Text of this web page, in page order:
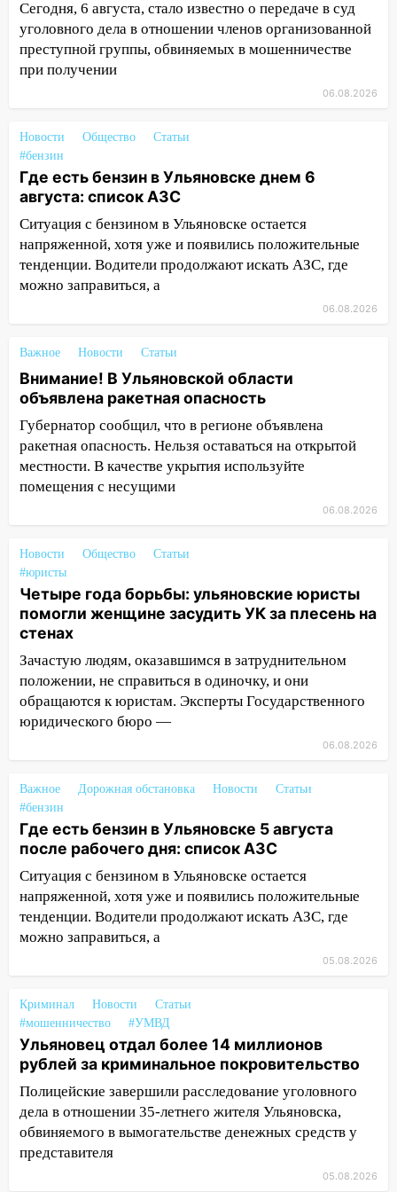
22:58 Соцсети: на проспекте Тюленева
ДТП с мотоциклистом
20:22 Мошенники обманули 92-летнюю
19:14
Житель Ульяновской области
подвез троих незнакомцев на трассе и
заработал уголовное дело
18:14 Прогноз погоды на 6 августа в
Ульяновской области
18:00 Мотофристайл, рок и силовой
экстрим: в Ульяновске пройдет
большой фестиваль «Наше время»
августа после рабочего дня: список АЗС
17:05 «Обыск» по видеосвязи: в
Ульяновске задержали 19-летнюю
сообщницу мошенников
16:12 Едва не перерезал горло: в
Вешкайме посиделки с судимым
знакомым закончились для женщины
перевернулась на мопеде и попала в
больницу
15:59 Ульяновец отдал более 14
миллионов рублей за криминальное
15:32 На «кольце» кроссовер сбил 18-
летнего мопедиста
15:00
В Ульяновске после тройного ДТП
госпитализировали 25-летнего байкера
14:32
На Ульяновскую область
надвигается жара
14:08 Пешеход переходил по «зебре»:
подробности серьезной аварии на
Фруктовой
13:30 В Димитровграде на улице
Трудовой горело здание
Водитель без прав врезался в
12:37 Переезжал «зебру» на
велосипеде и попал под колеса
12:18
Вспыхнул изнутри: в
Железнодорожном районе горела дача
11:33 В Засвияжье под колёса авто
попал мужчина
В Радищевском районе сгорели
Сегодня, 6 августа, стало известно о передаче в суд
уголовного дела в отношении членов организованной
преступной группы, обвиняемых в мошенничестве
при получении
06.08.2026
Новости Общество
Статьи
#бензин
Где есть бензин в Ульяновске днем 6
августа: список АЗС
Ситуация с бензином в Ульяновске остается
напряженной, хотя уже и появились положительные
тенденции. Водители продолжают искать АЗС, где
можно заправиться, а
06.08.2026
Важное Новости Статьи
Внимание! В Ульяновской области
объявлена ракетная опасность
Губернатор сообщил, что в регионе объявлена
ракетная опасность. Нельзя оставаться на открытой
местности. В качестве укрытия используйте
помещения с несущими
06.08.2026
Новости Общество
Статьи
#юристы
Четыре года борьбы: ульяновские юристы
помогли женщине засудить УК за плесень на
стенах
Зачастую людям, оказавшимся в затруднительном
положении, не справиться в одиночку, и они
обращаются к юристам. Эксперты Государственного
юридического бюро —
06.08.2026
Важное Дорожная обстановка Новости
Статьи
#бензин
Где есть бензин в Ульяновске 5 августа
после рабочего дня: список АЗС
Ситуация с бензином в Ульяновске остается
напряженной, хотя уже и появились положительные
тенденции. Водители продолжают искать АЗС, где
можно заправиться, а
05.08.2026
Криминал Новости
Статьи
#мошенничество
#УМВД
Ульяновец отдал более 14 миллионов
рублей за криминальное покровительство
Полицейские завершили расследование уголовного
дела в отношении 35-летнего жителя Ульяновска,
обвиняемого в вымогательстве денежных средств у
представителя
05.08.2026